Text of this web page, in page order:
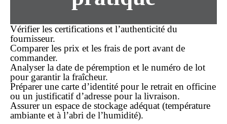
Vérifier les certifications et l’authenticité du
fournisseur.
Comparer les prix et les frais de port avant de
commander.
Analyser la date de péremption et le numéro de lot
pour garantir la fraîcheur.
Préparer une carte d’identité pour le retrait en officine
ou un justificatif d’adresse pour la livraison.
Assurer un espace de stockage adéquat (température
ambiante et à l’abri de l’humidité).